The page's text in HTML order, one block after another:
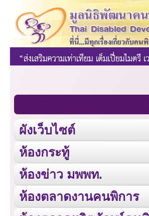
ผังเว็บไซต์
ห้องกระทู้
ห้องข่าว มพพท.
ห้องตลาดงานคนพิการ